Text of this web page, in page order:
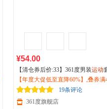
¥54.00
【清仓券后价:33】361度男装运动
头卫衣2026春季新款361图案迷彩
海报潮流552311811
【年度大促低至直降60%】,叠券满
减150/600减230,立即抢购！
19条评论
361度旗舰店